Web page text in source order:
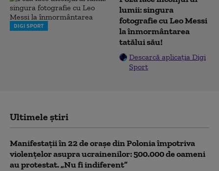
DIGI SPORT
lumii: singura
fotografie cu Leo Messi
la înmormântarea
tatălui său!
Descarcă aplicația Digi
Sport
Ultimele știri
Manifestații în 22 de orașe din Polonia împotriva
violențelor asupra ucrainenilor: 500.000 de oameni
au protestat. „Nu fi indiferent”